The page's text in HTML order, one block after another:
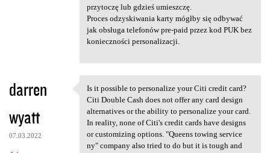
przytoczę lub gdzieś umieszczę.
Proces odzyskiwania karty mógłby się odbywać
jak obsługa telefonów pre-paid przez kod PUK bez
konieczności personalizacji.
darren
wyatt
07.03.2022
Is it possible to personalize
Is it possible to personalize your Citi credit card?
Citi Double Cash does not offer any card design
alternatives or the ability to personalize your card.
In reality, none of Citi's credit cards have designs
or customizing options. "Queens towing service
ny" company also tried to do but it is tough and